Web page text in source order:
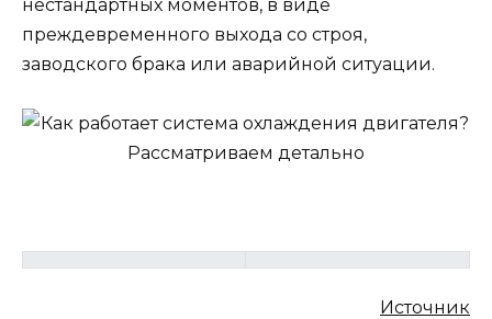
нестандартных моментов, в виде
преждевременного выхода со строя,
заводского брака или аварийной ситуации.
Источник